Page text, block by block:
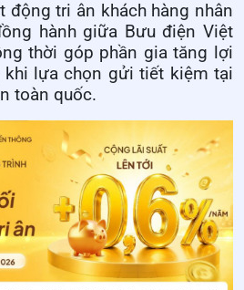
động tri ân khách hàng nhân
hành giữa Bưu điện Việt
thời góp phần gia tăng lợi
khi lựa chọn gửi tiết kiệm tại
toàn quốc.